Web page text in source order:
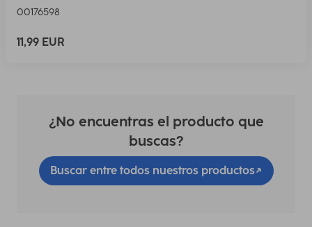
00176598
11,99 EUR
¿No encuentras el producto que
buscas?
Buscar entre todos nuestros productos